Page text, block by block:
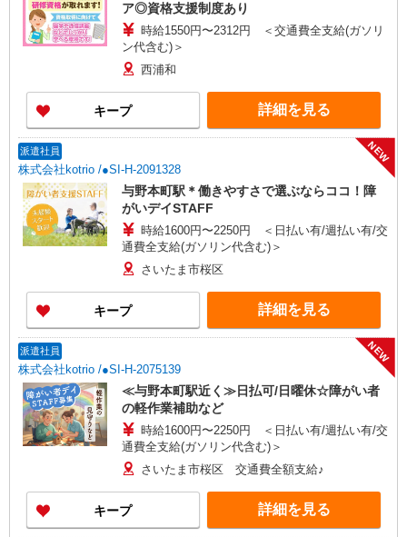
ア◎資格支援制度あり
時給1550円〜2312円 ＜交通費全支給(ガソリ
ン代含む)＞
西浦和
キープ 詳細を見る
派遣社員
株式会社kotrio /●SI-H-2091328
NEW
与野本町駅＊働きやすさで選ぶならココ！障
がいデイSTAFF
時給1600円〜2250円 ＜日払い有/週払い有/交
通費全支給(ガソリン代含む)＞
さいたま市桜区
キープ 詳細を見る
派遣社員
株式会社kotrio /●SI-H-2075139
NEW
≪与野本町駅近く≫日払可/日曜休☆障がい者
の軽作業補助など
時給1600円〜2250円 ＜日払い有/週払い有/交
通費全支給(ガソリン代含む)＞
さいたま市桜区 交通費全額支給♪
キープ 詳細を見る